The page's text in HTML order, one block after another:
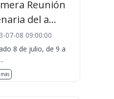
Reunión
del a...
07-08 09:00:00
8 de julio, de 9 a